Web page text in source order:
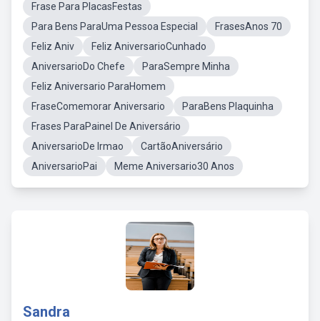
Frase Para PlacasFestas
Para Bens ParaUma Pessoa Especial
FrasesAnos 70
Feliz Aniv
Feliz AniversarioCunhado
AniversarioDo Chefe
ParaSempre Minha
Feliz Aniversario ParaHomem
FraseComemorar Aniversario
ParaBens Plaquinha
Frases ParaPainel De Aniversário
AniversarioDe Irmao
CartãoAniversário
AniversarioPai
Meme Aniversario30 Anos
Sandra